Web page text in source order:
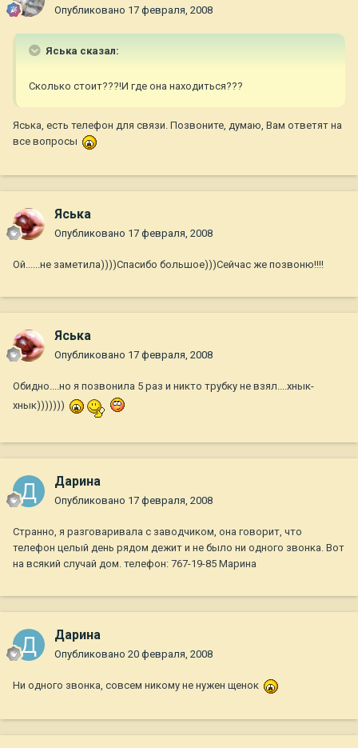
Опубликовано 17 февраля, 2008
Яська сказал:
Сколько стоит???!И где она находиться???
Яська, есть телефон для связи. Позвоните, думаю, Вам ответят на
все вопросы
Яська
Опубликовано 17 февраля, 2008
Ой......не заметила))))Спасибо большое)))Сейчас же позвоню!!!!
Яська
Опубликовано 17 февраля, 2008
Обидно....но я позвонила 5 раз и никто трубку не взял....хнык-
хнык)))))))
Дарина
Опубликовано 17 февраля, 2008
Странно, я разговаривала с заводчиком, она говорит, что
телефон целый день рядом дежит и не было ни одного звонка. Вот
на всякий случай дом. телефон: 767-19-85 Марина
Дарина
Опубликовано 20 февраля, 2008
Ни одного звонка, совсем никому не нужен щенок